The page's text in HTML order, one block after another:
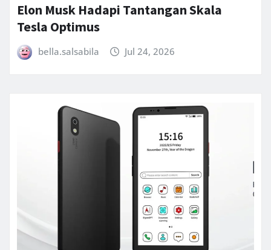
Elon Musk Hadapi Tantangan Skala
Tesla Optimus
bella.salsabila Jul 24, 2026